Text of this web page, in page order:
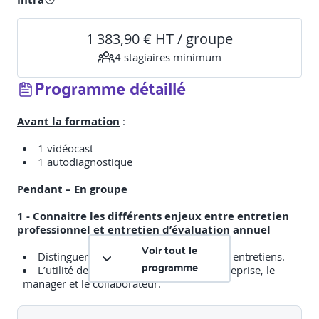
1 383,90 € HT / groupe
4 stagiaires minimum
Programme détaillé
Avant la formation :
1 vidéocast
1 autodiagnostique
Pendant – En groupe
1 - Connaitre les différents enjeux entre entretien
professionnel et entretien d’évaluation annuel
Distinguer l’entretien annuel des autres entretiens.
L’utilité de l’entretien annuel pour l’entreprise, le
manager et le collaborateur.
2 - Connaître les étapes de l’entretien annuel et
Voir tout le
programme